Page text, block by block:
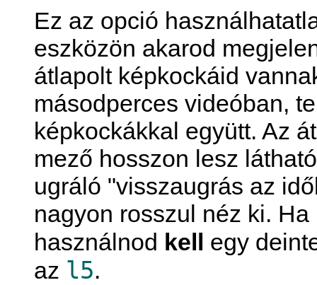
Ez az opció
eszközön akarod
átlapolt képkockáid
másodperces videóban,
képkockákkal együtt. Az
mező hosszon lesz
ugráló "visszaugrás az
nagyon rosszul néz ki.
használnod kell egy
az l5.